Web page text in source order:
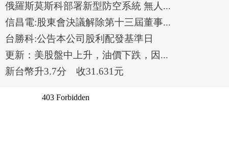
俄羅斯莫斯科部署新型防空系統 無人...
信昌電:股東會決議解除第十三屆董事...
台勝科:公告本公司股利配發基準日
更新：美股盤中上升，油價下跌，因...
新台幣升3.7分 收31.631元